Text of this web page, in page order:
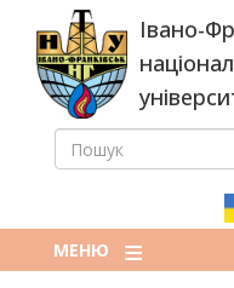
основного
вмісту
Івано-
ПОШУК
МЕНЮ